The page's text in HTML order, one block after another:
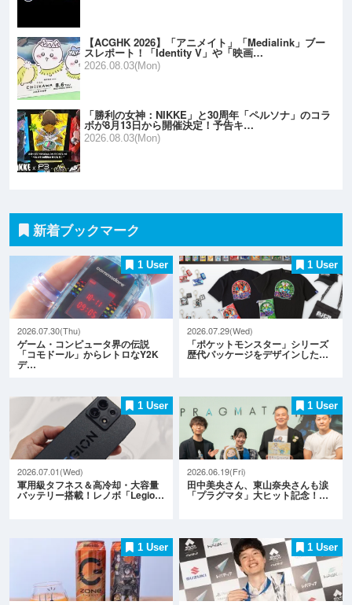
【ACGHK 2026】「アニメイト」「Medialink」ブー
スレポート！「Identity V」や「映画…
2026.08.03(Mon)
「勝利の女神：NIKKE」と30周年「ペルソナ」のコラ
ボが8月13日から開催決定！予告キ…
2026.08.03(Mon)
新着ブックマーク
1 User
2026.07.30(Thu)
ゲーム・コンピュータ界の伝説
「コモドール」からレトロなY2K
デ…
1 User
2026.07.29(Wed)
「ポケットモンスター」シリーズ
歴代パッケージをデザインした…
1 User
2026.07.01(Wed)
軍用級タフネス＆高冷却・大容量
バッテリー搭載！レノボ「Legio…
1 User
2026.06.19(Fri)
田中美央さん、東山奈央さんも涙
「プラグマタ」大ヒット記念！…
1 User 1 User